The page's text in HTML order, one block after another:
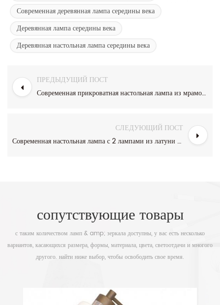
Современная деревянная лампа середины века
Деревянная лампа середины века
Деревянная настольная лампа середины века
ПРЕДЫДУЩИЙ ПОСТ
Современная прикроватная настольная лампа из мраморной латуни и черного цвета с розетками и USB-портами
СЛЕДУЮЩИЙ ПОСТ
Современная настольная лампа с 2 лампами из латуни и белого стекла
сопутствующие товары
с таким количеством ламп & amp; зеркала доступны, у вас есть несколько
вариантов, касающихся размера, формы, материала, цвета, светоотдачи и многого
другого. найти ниже выбор, чтобы освободить свое время.